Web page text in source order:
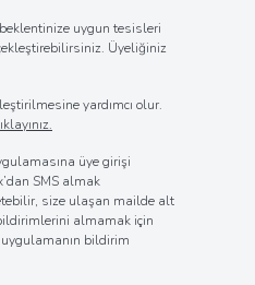
uygun tesisleri
Üyeliğiniz
yardımcı olur.
üye girişi
SMS almak
size ulaşan mailde alt
almamak için
bildirim